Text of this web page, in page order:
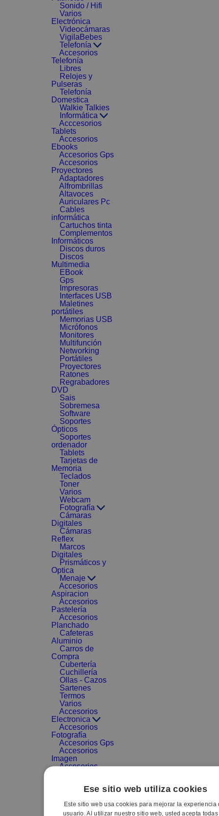
Sonido / Hifi
Varios
Electrónica
Videocámaras
VigilaBebes
Telefonía
Accesorios
Telefonía
Libres
Relojes y
Pulseras
Telefonía
Domestica
Walkie Talkies
Informática
Acccesorios
Tablets
Accesorios
Ebooks
Accesorios Gps
Accesorios
Proyectores
Adaptadores
Alfrombrillas
Altavoces
Auriculares Pc
Cables
informática
Cartuchos tinta
Complementos
Informáticos
Discos duros
Discos
Multimedia
EBook
Gps
Impresoras
Interfaces USB
Maletines
portátiles
Memorias USB
Micrófonos
Monitores
Multifunción
Networking
Portátiles
Proyectores
Ratones
Regrabadores
DVD
Sais
Sobremesa
Software
Soportes
Ópticos
Soportes
ordenador
Tablets
Tarjetas de
Memoria
Teclados
Toner
Varios
Webcam
Fotografía
Cámaras
Digitales
Cámaras
Reflex
Marcos
Digitales
Prismáticos y
Optica
Menaje
Accesorios
Aspiracion
Accesorios
Pastelería
Accesorios
Planchado
Cafeteras
Aluminio
Carros de
Compra
Cubertería
Cuchillería
Ollas - Cazos
Sartenes
Termos
Varios
Accesorios
Electronica
Accesorios
Fotografía
Accesorios Gps
Accesorios
Imagen
Accesorios
Archivadores
CD/DVD
Ese sitio web utiliza cookies
Este sitio web usa cookies para mejorar la experiencia
usuario. Al utilizar nuestro sitio web, usted acepta